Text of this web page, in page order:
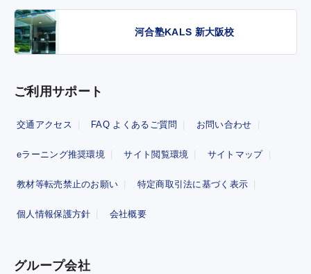
河合塾KALS 新大阪校
ご利用サポート
交通アクセス FAQ よくあるご質問 お問い合わせ
eラーニング推奨環境 サイト閲覧環境 サイトマップ
教材等転売禁止のお願い 特定商取引法に基づく表示
個人情報保護方針 会社概要
グループ会社